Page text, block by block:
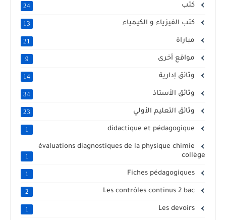
كتب 24
كتب الفيزياء و الكيمياء 13
مباراة 21
مواقع أخرى 9
وثائق إدارية 14
وثائق الأستاذ 34
وثائق التعليم الأولي 23
1
évaluations diagnostiques de la physique chimie
collège
1
Fiches pédagogiques
1
Les contrôles continus 2 bac
2
Les devoirs
1